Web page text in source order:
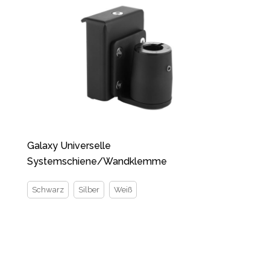
Galaxy Universelle
Systemschiene/Wandklemme
Schwarz Silber Weiß